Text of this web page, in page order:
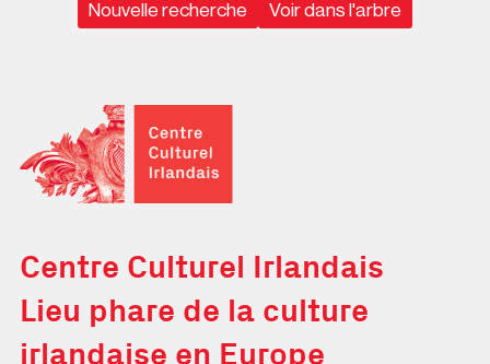
Nouvelle recherche Voir dans l'arbre
Centre Culturel Irlandais
Lieu phare de la culture
irlandaise en Europe